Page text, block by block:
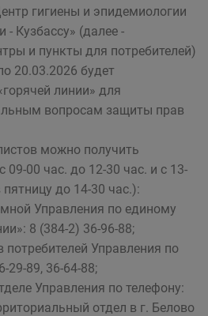
гигиены и эпидемиологии
- Кузбассу» (далее -
и пункты для потребителей)
20.03.2026 будет
линии» для
вопросам защиты прав
можно получить
00 час. до 12-30 час. и с 13-
до 14-30 час.):
Управления по единому
8 (384-2) 36-96-88;
потребителей Управления по
29-89, 36-64-88;
Управления по телефону:
отдел в г. Белово